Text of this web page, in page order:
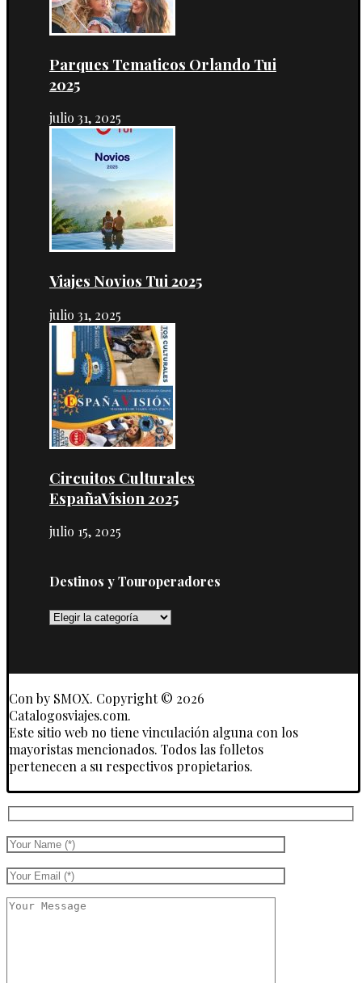
Parques Tematicos Orlando Tui
2025
julio 31, 2025
Viajes Novios Tui 2025
julio 31, 2025
Circuitos Culturales
EspañaVision 2025
julio 15, 2025
Destinos y Touroperadores
Destinos
Con by SMOX. Copyright © 2026
Catalogosviajes.com.
Este sitio web no tiene vinculación alguna con los
mayoristas mencionados. Todos las folletos
pertenecen a su respectivos propietarios.